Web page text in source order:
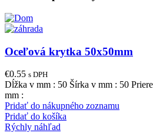
Oceľová krytka 50x50mm
€0.55 s DPH
Dĺžka v mm : 50 Šírka v mm : 50
mm :
Pridať do nákupného zoznamu
Pridať do košíka
Rýchly náhľad